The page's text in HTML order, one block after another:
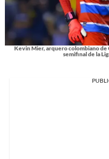
Kevin Mier, arquero colombiano de
semifinal de la